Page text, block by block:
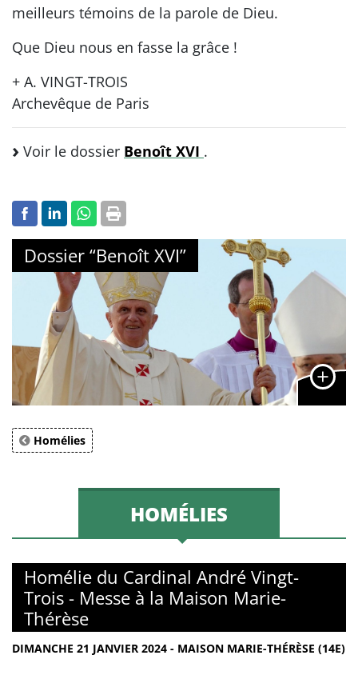
meilleurs témoins de la parole de Dieu.
Que Dieu nous en fasse la grâce !
+ A. VINGT-TROIS
Archevêque de Paris
Voir le dossier Benoît XVI .
Dossier “Benoît XVI”
Homélies
HOMÉLIES
Homélie du Cardinal André Vingt-
Trois - Messe à la Maison Marie-
Thérèse
DIMANCHE 21 JANVIER 2024 - MAISON MARIE-THÉRÈSE (14E)